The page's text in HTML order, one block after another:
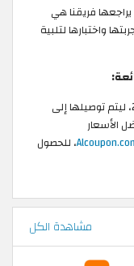
فريقنا هي
واختبارها لتلبية
هل تبحث عن أفضل مكائن القهوة في 2026، ليتم توصيلها إلى
الأسعار
، للحصول
مشاهدة الكل